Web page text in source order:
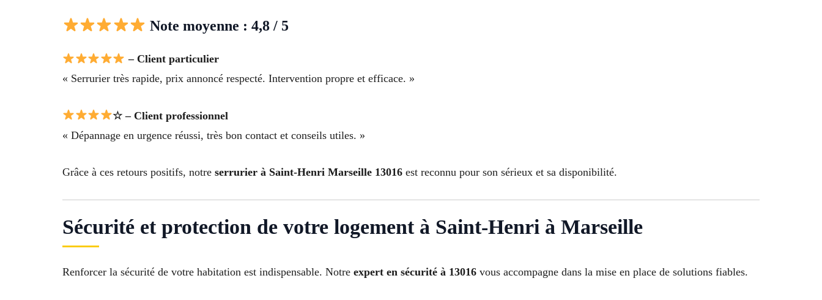
Note moyenne : 4,8 / 5
– Client particulier
« Serrurier très rapide, prix annoncé respecté. Intervention propre et efficace. »
☆ – Client professionnel
« Dépannage en urgence réussi, très bon contact et conseils utiles. »
Grâce à ces retours positifs, notre serrurier à Saint-Henri Marseille 13016 est reconnu pour son sérieux et sa disponibilité.
Sécurité et protection de votre logement à Saint-Henri à Marseille
Renforcer la sécurité de votre habitation est indispensable. Notre expert en sécurité à 13016 vous accompagne dans la mise en place de solutions fiables.